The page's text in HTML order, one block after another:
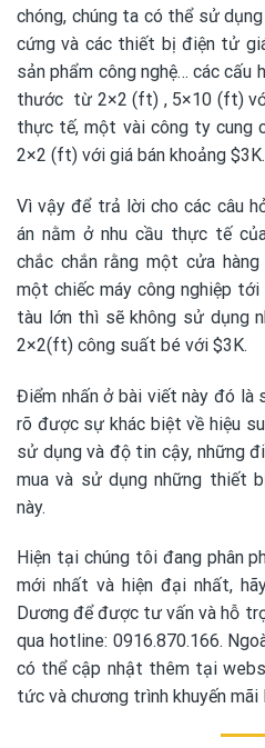
chóng, chúng ta có thể sử
cứng và các thiết bị điện tử
sản phẩm công nghệ… các cấu
thước từ 2×2 (ft) , 5×10 (ft)
thực tế, một vài công ty cung
2×2 (ft) với giá bán khoảng $3K.
Vì vậy để trả lời cho các câu
án nằm ở nhu cầu thực tế
chắc chắn rằng một cửa
một chiếc máy công nghiệp
tàu lớn thì sẽ không sử dụng
2×2(ft) công suất bé với $3K.
Điểm nhấn ở bài viết này đó là
rõ được sự khác biệt về hiệu
sử dụng và độ tin cậy, những
mua và sử dụng những thiết
này.
Hiện tại chúng tôi đang phân
mới nhất và hiện đại nhất,
Dương để được tư vấn và hỗ
qua hotline: 0916.870.166.
có thể cập nhật thêm tại
tức và chương trình khuyến mãi